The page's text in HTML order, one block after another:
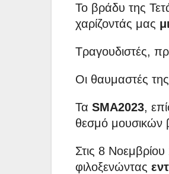
Το βράδυ της
χαρίζοντάς μας
Τραγουδιστές,
Οι θαυμαστές
Τα SMA2023,
θεσμό μουσικών
Στις 8
φιλοξενώντας